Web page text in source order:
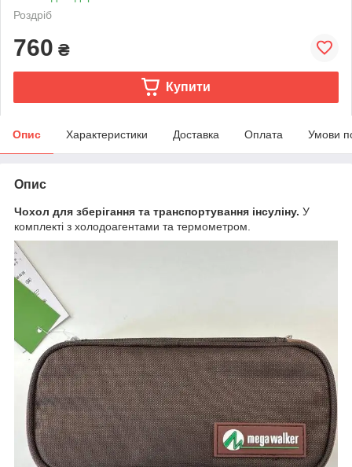
Роздріб
760 ₴
Купити
Опис Характеристики Доставка Оплата Умови
Опис
Чохол для зберігання та транспортування інсуліну. У
комплекті з холодоагентами та термометром.